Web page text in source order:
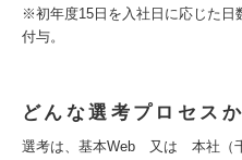
※初年度15日を入社日に応じた日
付与。
どんな選考プロセスか
選考は、基本Web 又は 本社（千